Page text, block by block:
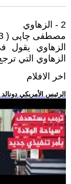
2 - الزهاوي
مصطفى چاپى ( 2023 / 3 / 10 - 15:26 )
الزهاوي
الزهاوي التي
اخر الافلام
.. الرئيس الأمريكي